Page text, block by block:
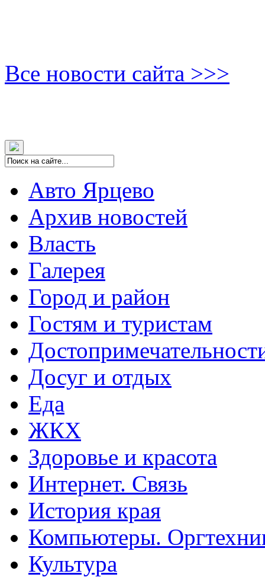
Все новости сайта >>>
Авто Ярцево
Архив новостей
Власть
Галерея
Город и район
Гостям и туристам
Досуг и отдых
Еда
ЖКХ
Здоровье и красота
Интернет. Связь
История края
Компьютеры.
Культура